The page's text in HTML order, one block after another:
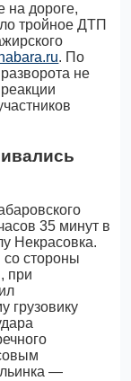
на дороге,
тройное ДТП
. По
не
35 минут в
Некрасовка.
со стороны
при
грузовику
—